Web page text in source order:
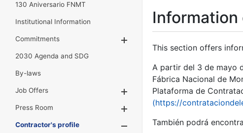
130 Aniversario FNMT
Institutional Information
Commitments
2030 Agenda and SDG
By-laws
Job Offers
Show/Hide
Press Room
Show/Hide
Contractor's profile
Show/Hide
Information
This section offers
A partir del 3 de mayo
Fábrica Nacional de
Plataforma de
(https://
También podrá